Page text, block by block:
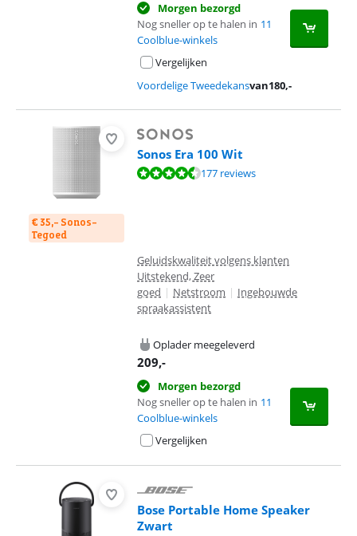
Morgen bezorgd
Nog sneller op te halen in 11
Coolblue-winkels
Vergelijken
Voordelige Tweedekansvan180,-
€ 35,- Sonos-
Tegoed
Sonos Era 100 Wit
Beoordeling is 9,1 van de 10, gebaseerd op 177 reviews.
177 reviews
Geluidskwaliteit volgens klanten
Uitstekend, Zeer
goed | Netstroom | Ingebouwde
spraakassistent
Oplader meegeleverd
209,-
Morgen bezorgd
Nog sneller op te halen in 11
Coolblue-winkels
Vergelijken
Bose Portable Home Speaker
Zwart